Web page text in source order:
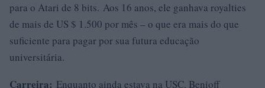
para o Atari de 8 bits. Aos 16 anos, ele ganhava royalties
de mais de US $ 1.500 por mês – o que era mais do que
suficiente para pagar por sua futura educação
universitária.
Carreira: Enquanto ainda estava na USC, Benioff